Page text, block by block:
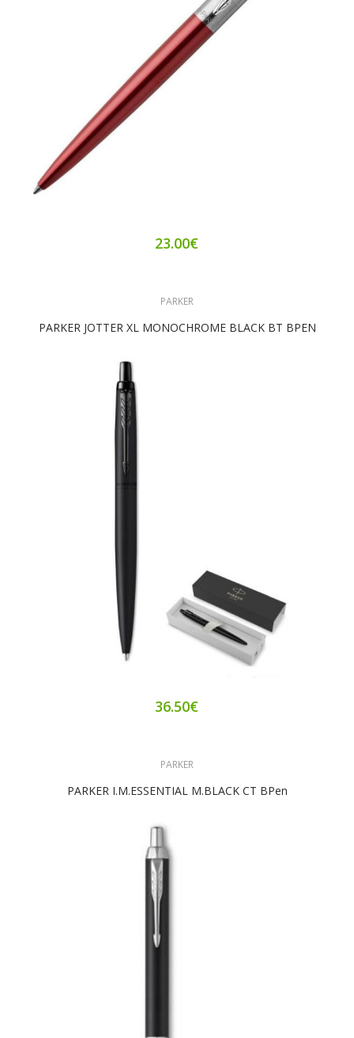
23.00€
PARKER
PARKER JOTTER XL MONOCHROME BLACK BT BPEN
36.50€
PARKER
PARKER Ι.Μ.ESSENTIAL Μ.BLACK CT BPen